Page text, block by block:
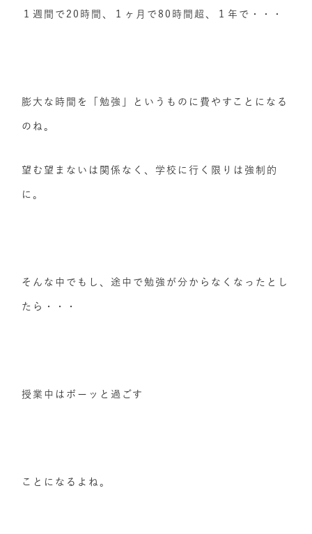
１週間で20時間、１ヶ月で80時間超、１年で・・・
膨大な時間を「勉強」というものに費やすことになる
のね。
望む望まないは関係なく、学校に行く限りは強制的
に。
そんな中でもし、途中で勉強が分からなくなったとし
たら・・・
授業中はボーッと過ごす
ことになるよね。